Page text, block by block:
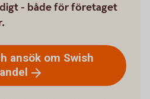
- både för företaget
ansök om Swish